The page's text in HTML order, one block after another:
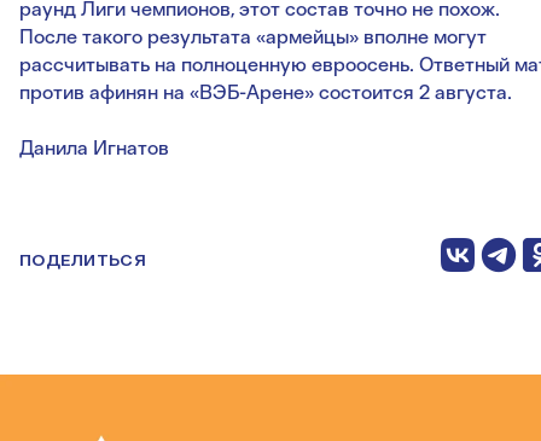
раунд Лиги чемпионов, этот состав точно не похож.
После такого результата «армейцы» вполне могут
рассчитывать на полноценную евроосень. Ответный
против афинян на «ВЭБ-Арене» состоится 2 августа.
Данила Игнатов
ПОДЕЛИТЬСЯ